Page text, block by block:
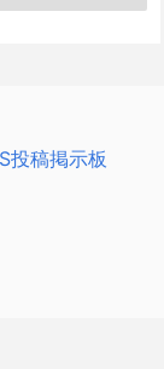
投稿掲示板